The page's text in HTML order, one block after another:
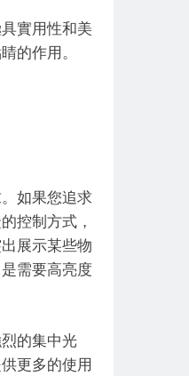
實用性和美
的作用。
如果您追求
控制方式，
展示某些物
需要高亮度
的集中光
更多的使用